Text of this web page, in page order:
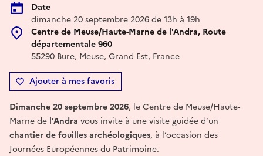
Date
dimanche 20 septembre 2026 de 13h à 19h
Centre de Meuse/Haute-Marne de l'Andra, Route
départementale 960
55290 Bure, Meuse, Grand Est, France
Ajouter à mes favoris
Dimanche 20 septembre 2026, le Centre de Meuse/Haute-
Marne de l’Andra vous invite à une visite guidée d’un
chantier de fouilles archéologiques, à l’occasion des
Journées Européennes du Patrimoine.